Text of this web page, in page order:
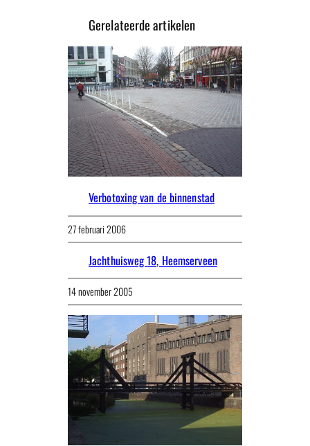
Gerelateerde artikelen
Verbotoxing van de binnenstad
27 februari 2006
Jachthuisweg 18, Heemserveen
14 november 2005